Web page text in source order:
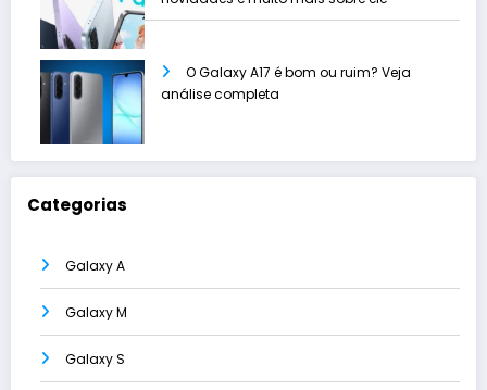
O Galaxy A17 é bom ou ruim? Veja
análise completa
Categorias
Galaxy A
Galaxy M
Galaxy S